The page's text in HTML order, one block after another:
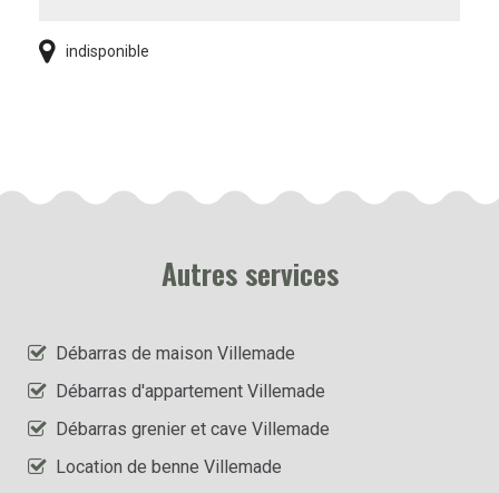
indisponible
Autres services
Débarras de maison Villemade
Débarras d'appartement Villemade
Débarras grenier et cave Villemade
Location de benne Villemade